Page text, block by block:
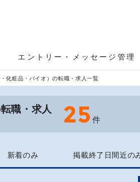
エントリー・メッセージ管理
化粧品・バイオ）の転職・求人一覧
職・求人
25 件
新着のみ 掲載終了日間近の